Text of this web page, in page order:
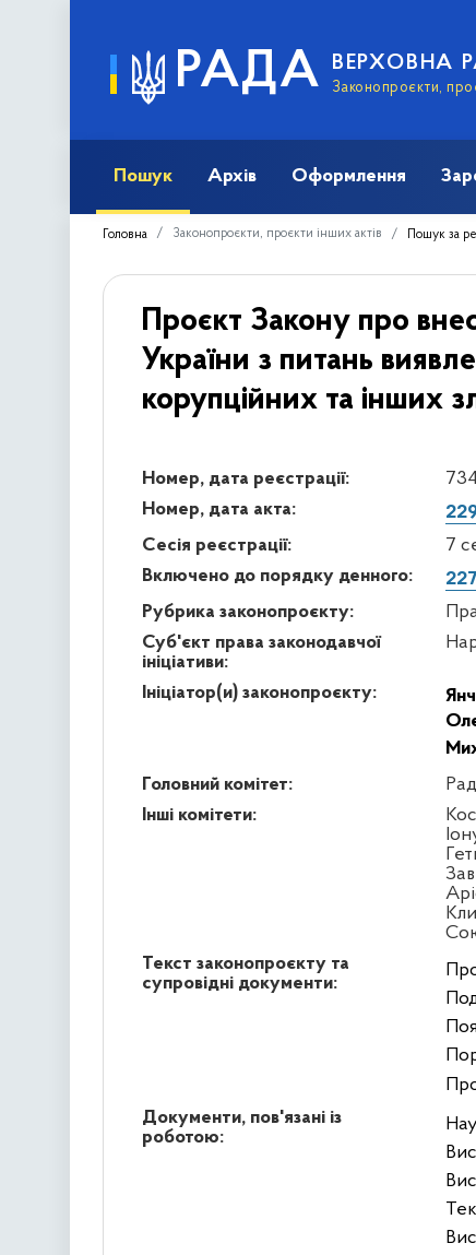
РАДА ВЕРХОВНА
Законопроєкти,
Пошук Архів Оформлення
Головна Законопроєкти, проєкти інших актів Пошук за
Проєкт Закону про
України з питань
корупційних та інших
Номер, дата реєстрації:
Номер, дата акта:
Сесія реєстрації:
7
Включено до порядку денного:
Рубрика законопроєкту:
Суб'єкт права законодавчої
ініціативи:
Ініціатор(и) законопроєкту:
Головний комітет:
Інші комітети:
Текст законопроєкту та
супровідні документи:
Документи, пов'язані із
роботою: